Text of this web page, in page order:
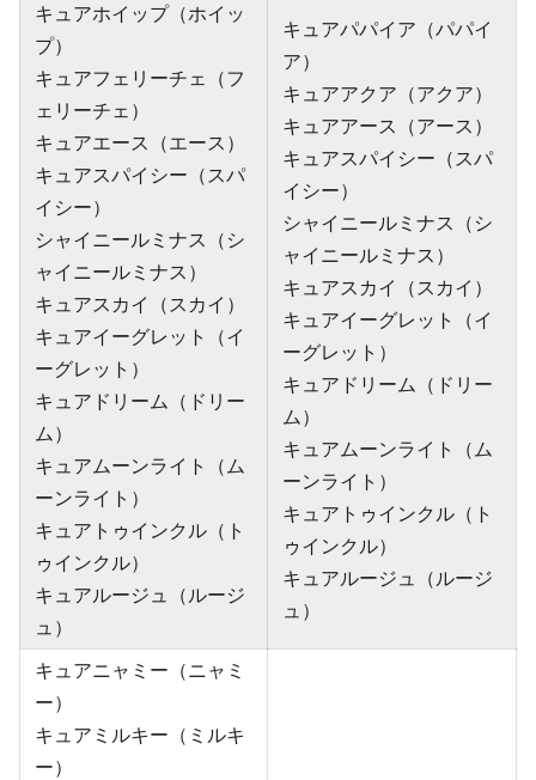
キュアホイップ（ホイッ
プ）
キュアフェリーチェ（フ
ェリーチェ）
キュアエース（エース）
キュアスパイシー（スパ
イシー）
シャイニールミナス（シ
ャイニールミナス）
キュアスカイ（スカイ）
キュアイーグレット（イ
ーグレット）
キュアドリーム（ドリー
ム）
キュアムーンライト（ム
ーンライト）
キュアトゥインクル（ト
ゥインクル）
キュアルージュ（ルージ
ュ）
キュアパパイア（パパイ
ア）
キュアアクア（アクア）
キュアアース（アース）
キュアスパイシー（スパ
イシー）
シャイニールミナス（シ
ャイニールミナス）
キュアスカイ（スカイ）
キュアイーグレット（イ
ーグレット）
キュアドリーム（ドリー
ム）
キュアムーンライト（ム
ーンライト）
キュアトゥインクル（ト
ゥインクル）
キュアルージュ（ルージ
ュ）
キュアニャミー（ニャミ
ー）
キュアミルキー（ミルキ
ー）